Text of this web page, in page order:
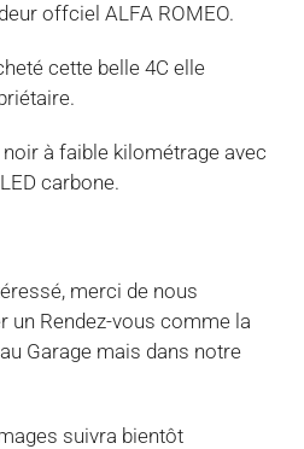
offciel ALFA ROMEO.
cette belle 4C elle
à faible kilométrage avec
carbone.
merci de nous
un Rendez-vous comme la
Garage mais dans notre
suivra bientôt